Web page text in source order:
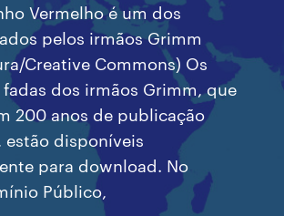
Vermelho é um dos
pelos irmãos Grimm
Creative Commons) Os
dos irmãos Grimm, que
200 anos de publicação
estão disponíveis
para download. No
Público,